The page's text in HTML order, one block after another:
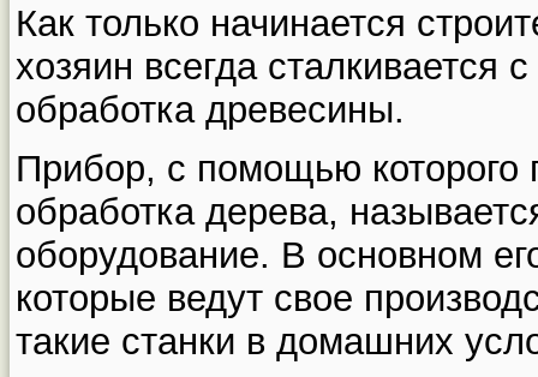
Как только начинается
хозяин всегда сталкивается
обработка древесины.
Прибор, с помощью которого
обработка дерева,
оборудование. В основном
которые ведут свое
такие станки в домашних